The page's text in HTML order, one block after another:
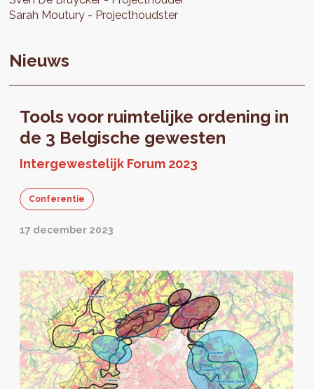
Sarah Moutury Projecthoudster
Nieuws
Tools voor ruimtelijke ordening in
de 3 Belgische gewesten
Intergewestelijk Forum 2023
Conferentie
17 december 2023